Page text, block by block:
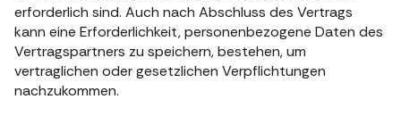
erforderlich sind. Auch nach Abschluss des Vertrags
kann eine Erforderlichkeit, personenbezogene Daten des
Vertragspartners zu speichern, bestehen, um
vertraglichen oder gesetzlichen Verpflichtungen
nachzukommen.